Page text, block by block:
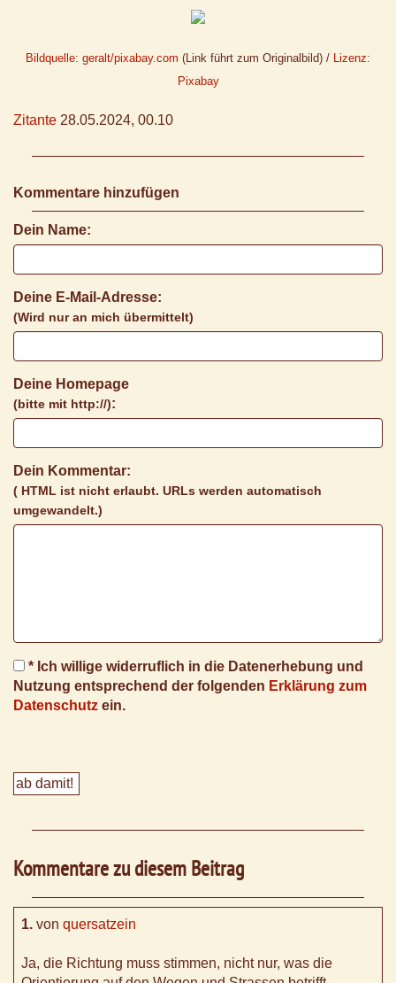
Bildquelle: geralt/pixabay.com (Link führt zum Originalbild) / Lizenz:
Pixabay
Zitante 28.05.2024, 00.10
Kommentare hinzufügen
Dein Name:
Deine E-Mail-Adresse:
(Wird nur an mich übermittelt)
Deine Homepage
(bitte mit http://):
Dein Kommentar:
( HTML ist nicht erlaubt. URLs werden automatisch
umgewandelt.)
* Ich willige widerruflich in die Datenerhebung und
Nutzung entsprechend der folgenden Erklärung zum
Datenschutz ein.
Kommentare zu diesem Beitrag
1. von quersatzein
Ja, die Richtung muss stimmen, nicht nur, was die